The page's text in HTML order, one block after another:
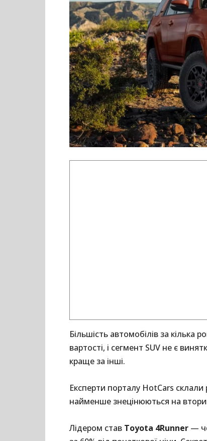
Більшість автомобілів за кілька
вартості, і сегмент SUV не є
краще за інші.
Експерти порталу HotCars склали
найменше знецінюються на
Лідером став Toyota 4Runner —